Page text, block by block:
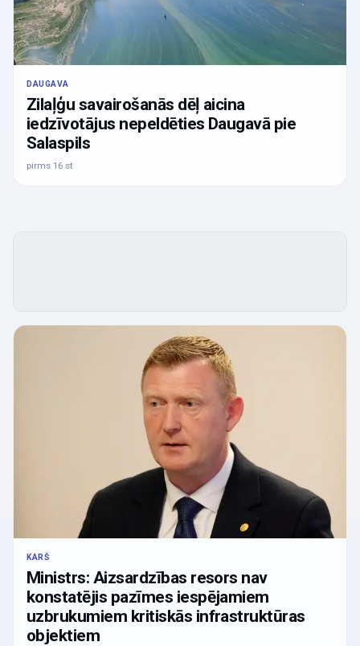
DAUGAVA
Zilaļģu savairošanās dēļ aicina
iedzīvotājus nepeldēties Daugavā pie
Salaspils
pirms 16 st
KARŠ
Ministrs: Aizsardzības resors nav
konstatējis pazīmes iespējamiem
uzbrukumiem kritiskās infrastruktūras
objektiem